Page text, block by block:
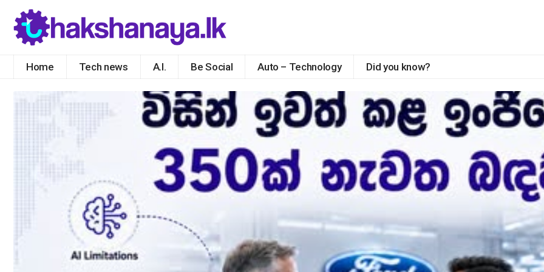
Home Tech news A.I. Be Social Auto – Technology Did you know?